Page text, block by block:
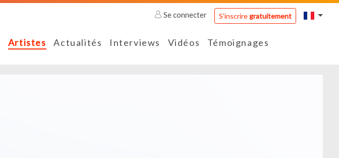
Se connecter S'inscriregratuitement
Artistes Actualités Interviews Vidéos Témoignages